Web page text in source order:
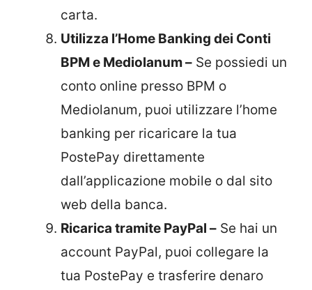
carta.
Utilizza l’Home Banking dei Conti
BPM e Mediolanum – Se possiedi un
conto online presso BPM o
Mediolanum, puoi utilizzare l’home
banking per ricaricare la tua
PostePay direttamente
dall’applicazione mobile o dal sito
web della banca.
Ricarica tramite PayPal – Se hai un
account PayPal, puoi collegare la
tua PostePay e trasferire denaro